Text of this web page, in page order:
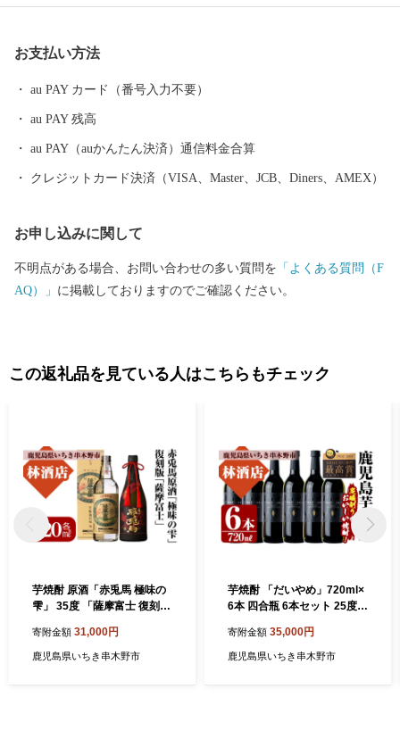
お支払い方法
au PAY カード（番号入力不要）
au PAY 残高
au PAY（auかんたん決済）通信料金合算
クレジットカード決済（VISA、Master、JCB、Diners、AMEX）
お申し込みに関して
不明点がある場合、お問い合わせの多い質問を 「よくある質問（F
AQ）」 に掲載しておりますのでご確認ください。
この返礼品を見ている人はこちらもチェック
芋焼酎 原酒「赤兎馬 極味の
雫」 35度 「薩摩富士 復刻
瓶 2本セット 25度 鹿児島 濵
田酒造 厳選 の 本格芋焼酎 飲
寄附金額 31,000円
鹿児島県いちき串木野市
芋焼酎 「だいやめ」720ml×
6本 四合瓶 6本セット 25度
やめハイボール 焼酎ハイボ
ール 焼酎 フルーティー ライ
寄附金額 35,000円
鹿児島県いちき串木野市